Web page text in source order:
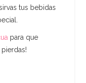
tus bebidas
para que